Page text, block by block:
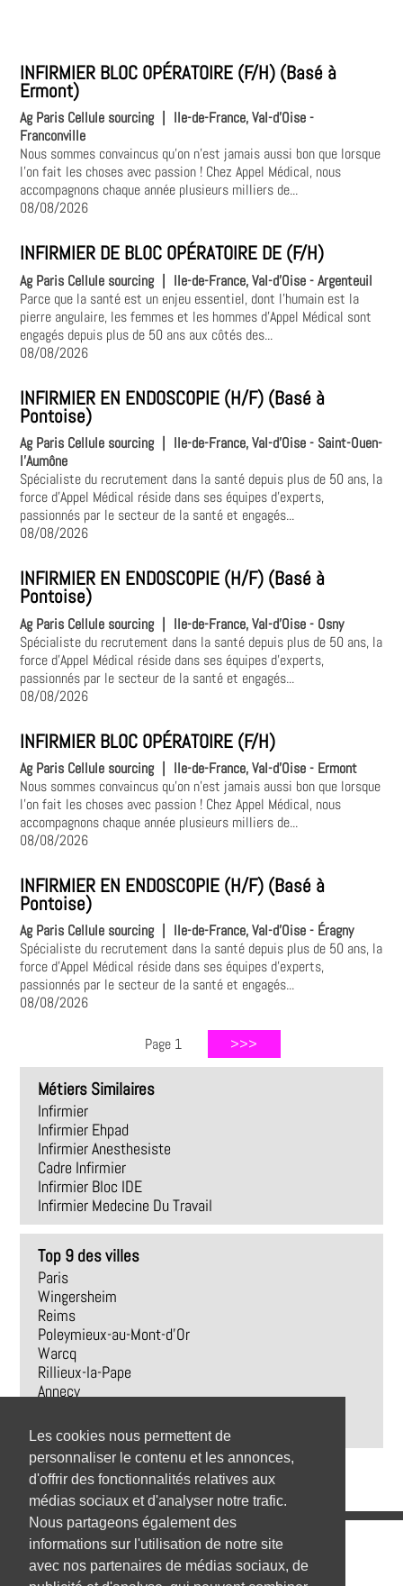
Les cookies nous permettent de
personnaliser le contenu et les annonces,
d'offrir des fonctionnalités relatives aux
médias sociaux et d'analyser notre trafic.
Nous partageons également des
informations sur l'utilisation de notre site
avec nos partenaires de médias sociaux, de
INFIRMIER BLOC OPÉRATOIRE (F/H) (Basé à
Ermont)
Ag Paris Cellule sourcing
Ile-de-France, Val-d'Oise -
Franconville
Nous sommes convaincus qu'on n'est jamais aussi bon que lorsque
l'on fait les choses avec passion ! Chez Appel Médical, nous
accompagnons chaque année plusieurs milliers de...
08/08/2026
INFIRMIER DE BLOC OPÉRATOIRE DE (F/H)
Ag Paris Cellule sourcing | Ile-de-France, Val-d'Oise - Argenteuil
Parce que la santé est un enjeu essentiel, dont l'humain est la
pierre angulaire, les femmes et les hommes d'Appel Médical sont
engagés depuis plus de 50 ans aux côtés des...
08/08/2026
INFIRMIER EN ENDOSCOPIE (H/F) (Basé à
Pontoise)
Ag Paris Cellule sourcing
Ile-de-France, Val-d'Oise - Saint-Ouen-
l'Aumône
Spécialiste du recrutement dans la santé depuis plus de 50 ans, la
force d'Appel Médical réside dans ses équipes d'experts,
passionnés par le secteur de la santé et engagés...
08/08/2026
INFIRMIER EN ENDOSCOPIE (H/F) (Basé à
Pontoise)
Ag Paris Cellule sourcing | Ile-de-France, Val-d'Oise - Osny
Spécialiste du recrutement dans la santé depuis plus de 50 ans, la
force d'Appel Médical réside dans ses équipes d'experts,
passionnés par le secteur de la santé et engagés...
08/08/2026
INFIRMIER BLOC OPÉRATOIRE (F/H)
Ag Paris Cellule sourcing
Ile-de-France, Val-d'Oise - Ermont
Nous sommes convaincus qu'on n'est jamais aussi bon que lorsque
l'on fait les choses avec passion ! Chez Appel Médical, nous
accompagnons chaque année plusieurs milliers de...
08/08/2026
INFIRMIER EN ENDOSCOPIE (H/F) (Basé à
Pontoise)
Ag Paris Cellule sourcing
Ile-de-France, Val-d'Oise - Éragny
Spécialiste du recrutement dans la santé depuis plus de 50 ans, la
force d'Appel Médical réside dans ses équipes d'experts,
passionnés par le secteur de la santé et engagés...
08/08/2026
Page 1
Métiers Similaires
Infirmier
Infirmier Ehpad
Infirmier Anesthesiste
Cadre Infirmier
Infirmier Bloc IDE
Infirmier Medecine Du Travail
Top 9 des villes
Paris
Wingersheim
Reims
Poleymieux-au-Mont-d'Or
Warcq
Rillieux-la-Pape
Annecy
Clamart
Emplois
Emplois par secteur